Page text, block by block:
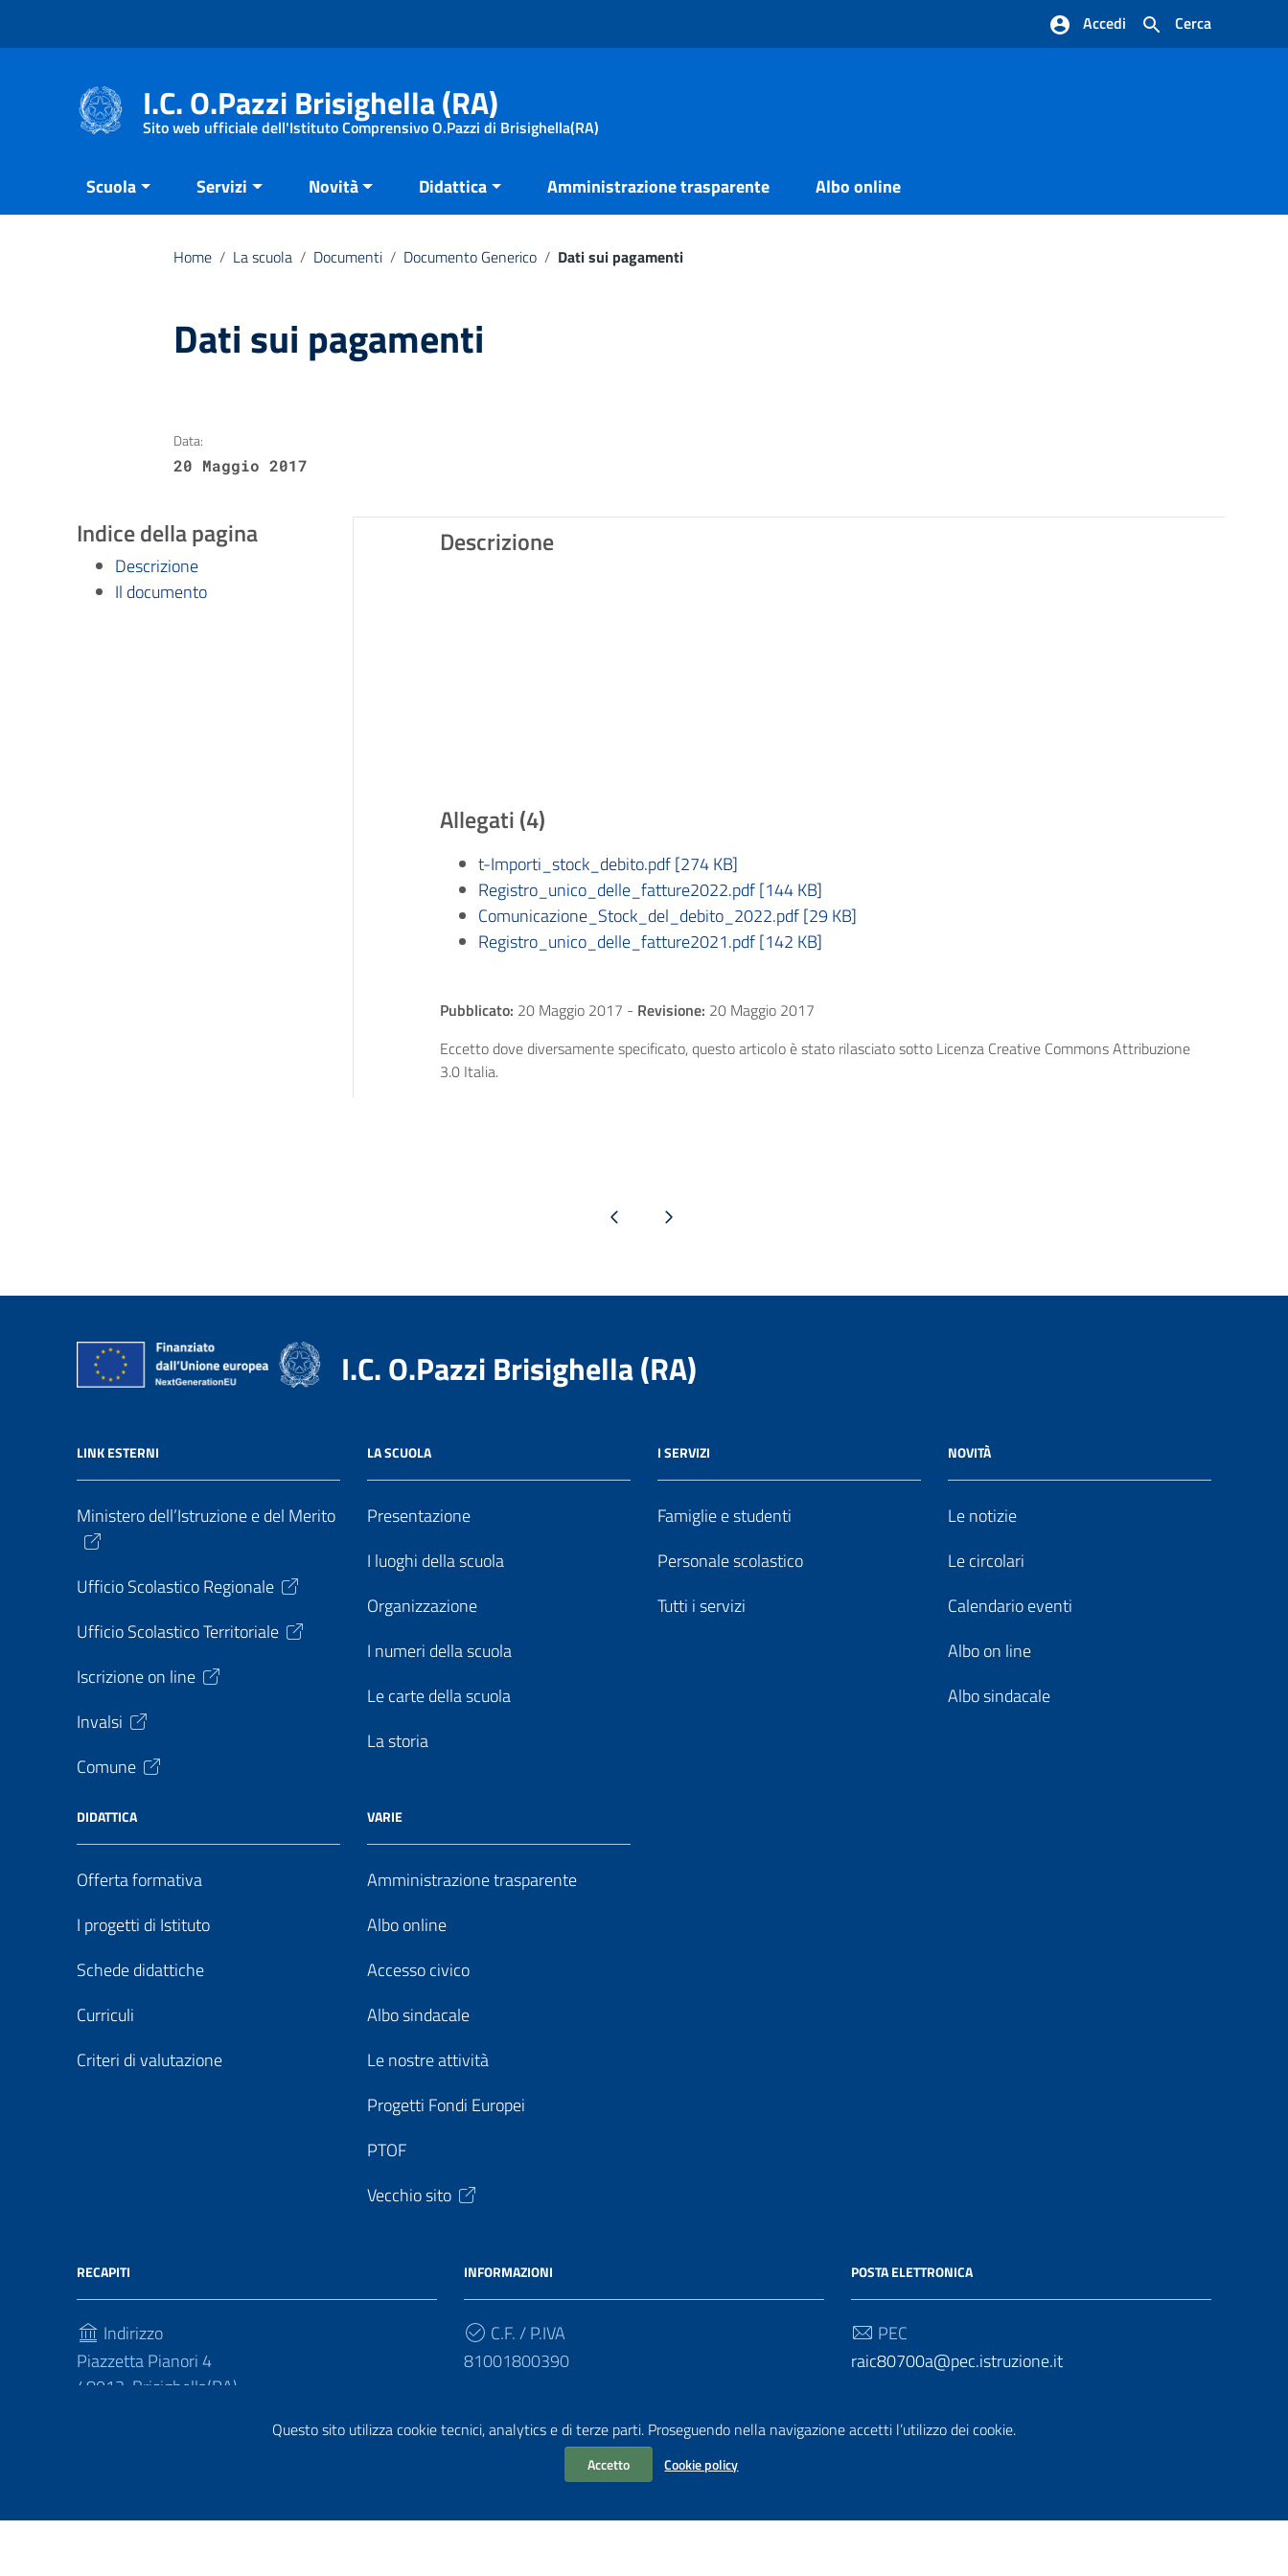
Questo sito utilizza cookie tecnici, analytics e di terze parti. Proseguendo nella navigazione accetti l’utilizzo dei cookie.
Accetto Cookie policy
Cerca
Accedi
I.C. O.Pazzi Brisighella (RA)
Sito web ufficiale dell'Istituto Comprensivo O.Pazzi di Brisighella(RA)
Scuola Servizi Novità Didattica Amministrazione trasparente Albo online
Home / La scuola / Documenti / Documento Generico / Dati sui pagamenti
Dati sui pagamenti
Data:
20 Maggio 2017
Indice della pagina
Descrizione
Il documento
Descrizione
Allegati (4)
t-Importi_stock_debito.pdf [274 KB]
Registro_unico_delle_fatture2022.pdf [144 KB]
Comunicazione_Stock_del_debito_2022.pdf [29 KB]
Registro_unico_delle_fatture2021.pdf [142 KB]
Pubblicato: 20 Maggio 2017 - Revisione: 20 Maggio 2017
Eccetto dove diversamente specificato, questo articolo è stato rilasciato sotto Licenza Creative Commons Attribuzione
3.0 Italia.
Pagina precedentePagina successiva
I.C. O.Pazzi Brisighella (RA)
LINK ESTERNI
Ministero dell’Istruzione e del Merito
Ufficio Scolastico Regionale
Ufficio Scolastico Territoriale
Iscrizione on line
Invalsi
Comune
LA SCUOLA
Presentazione
I luoghi della scuola
Organizzazione
I numeri della scuola
Le carte della scuola
La storia
I SERVIZI
Famiglie e studenti
Personale scolastico
Tutti i servizi
NOVITÀ
Le notizie
Le circolari
Calendario eventi
Albo on line
Albo sindacale
DIDATTICA
Offerta formativa
I progetti di Istituto
Schede didattiche
Curriculi
Criteri di valutazione
VARIE
Amministrazione trasparente
Albo online
Accesso civico
Albo sindacale
Le nostre attività
Progetti Fondi Europei
PTOF
Vecchio sito
RECAPITI
Indirizzo
Piazzetta Pianori 4
48013, Brisighella(RA)
INFORMAZIONI
C.F. / P.IVA
81001800390
UF4HBY
POSTA ELETTRONICA
PEC
raic80700a@pec.istruzione.it
raic80700a@istruzione.it